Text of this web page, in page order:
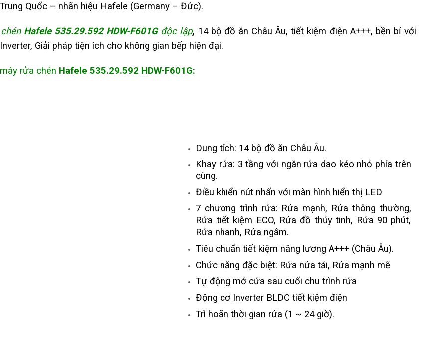
Quốc – nhãn hiệu Hafele (Germany – Đức).
Hafele 535.29.592 HDW-F601G độc lập, 14 bộ đồ ăn Châu Âu, tiết kiệm điện A+++, bền bỉ với
Giải pháp tiện ích cho không gian bếp hiện đại.
rửa chén Hafele 535.29.592 HDW-F601G:
Dung tích: 14 bộ đồ ăn Châu Âu.
Khay rửa: 3 tầng với ngăn rửa dao kéo nhỏ phía trên
cùng.
Điều khiển nút nhấn với màn hình hiển thị LED
7 chương trình rửa: Rửa mạnh, Rửa thông thường,
Rửa tiết kiệm ECO, Rửa đồ thủy tinh, Rửa 90 phút,
Rửa nhanh, Rửa ngâm.
Tiêu chuẩn tiết kiệm năng lương A+++ (Châu Âu).
Chức năng đặc biệt: Rửa nửa tải, Rửa mạnh mẽ
Tự động mở cửa sau cuối chu trình rửa
Động cơ Inverter BLDC tiết kiệm điện
Trì hoãn thời gian rửa (1 ~ 24 giờ).